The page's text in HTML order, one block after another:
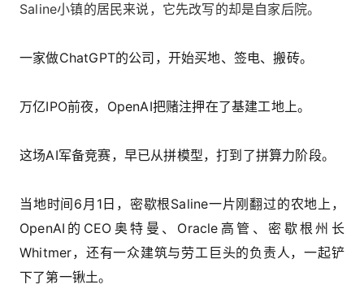
Saline小镇的居民来说，它先改写的却是自家后院。
一家做ChatGPT的公司，开始买地、签电、搬砖。
万亿IPO前夜，OpenAI把赌注押在了基建工地上。
这场AI军备竞赛，早已从拼模型，打到了拼算力阶段。
当地时间6月1日，密歇根Saline一片刚翻过的农地上，
OpenAI的CEO奥特曼、Oracle高管、密歇根州长
Whitmer，还有一众建筑与劳工巨头的负责人，一起铲
下了第一锹土。